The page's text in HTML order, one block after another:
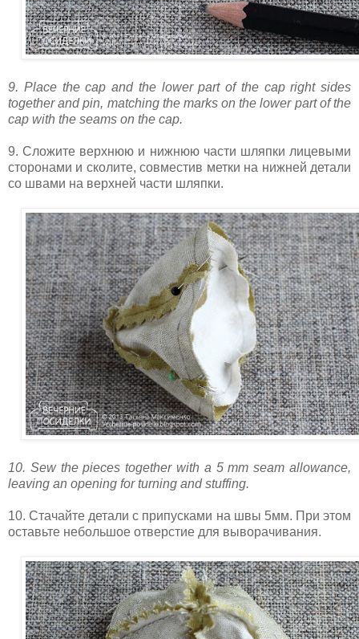
9. Place the cap and the lower part of the cap right sides
together and pin, matching the marks on the lower part of the
cap with the seams on the cap.
9. Сложите верхнюю и нижнюю части шляпки лицевыми
сторонами и сколите, совместив метки на нижней детали
со швами на верхней части шляпки.
10. Sew the pieces together with a 5 mm seam allowance,
leaving an opening for turning and stuffing.
10. Стачайте детали с припусками на швы 5мм. При этом
оставьте небольшое отверстие для выворачивания.